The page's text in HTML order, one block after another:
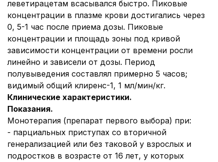
леветирацетам всасывался быстро. Пиковые
концентрации в плазме крови достигались через
0, 5-1 час после приема дозы. Пиковые
концентрации и площадь зоны под кривой
зависимости концентрации от времени росли
линейно и зависели от дозы. Период
полувыведения составлял примерно 5 часов;
видимый общий клиренс-1, 1 мл/мин/кг.
Клинические характеристики.
Показания.
Монотерапия (препарат первого выбора) при:
- парциальных приступах со вторичной
генерализацией или без таковой у взрослых и
подростков в возрасте от 16 лет, у которых